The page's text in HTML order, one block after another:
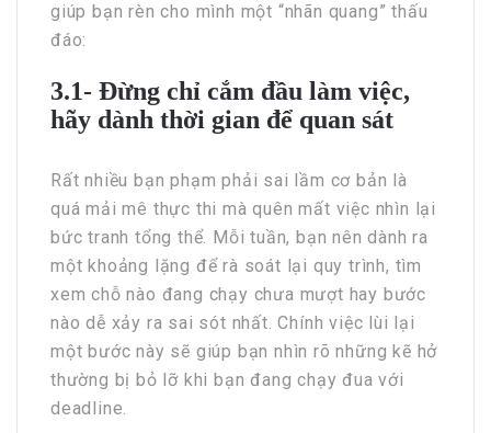
giúp bạn rèn cho mình một “nhãn quang” thấu
đáo:
3.1- Đừng chỉ cắm đầu làm việc,
hãy dành thời gian để quan sát
Rất nhiều bạn phạm phải sai lầm cơ bản là
quá mải mê thực thi mà quên mất việc nhìn lại
bức tranh tổng thể. Mỗi tuần, bạn nên dành ra
một khoảng lặng để rà soát lại quy trình, tìm
xem chỗ nào đang chạy chưa mượt hay bước
nào dễ xảy ra sai sót nhất. Chính việc lùi lại
một bước này sẽ giúp bạn nhìn rõ những kẽ hở
thường bị bỏ lỡ khi bạn đang chạy đua với
deadline.